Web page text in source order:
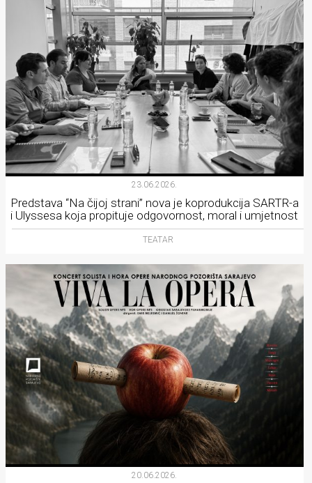
23.06.2026.
Predstava “Na čijoj strani” nova je koprodukcija SARTR-a
i Ulyssesa koja propituje odgovornost, moral i umjetnost
TEATAR
20.06.2026.